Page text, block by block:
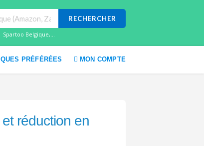
RECHERCHER
Spartoo Belgique,...
PRÉFÉRÉES MON COMPTE
et réduction en